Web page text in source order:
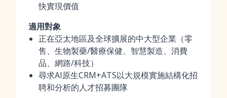
快實現價值
適用對象
正在亞太地區及全球擴展的中大型企業（零
售、生物製藥/醫療保健、智慧製造、消費
品、網路/科技）
尋求AI原生CRM+ATS以大規模實施結構化招
聘和分析的人才招募團隊